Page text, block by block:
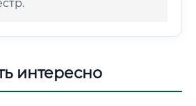
интересно